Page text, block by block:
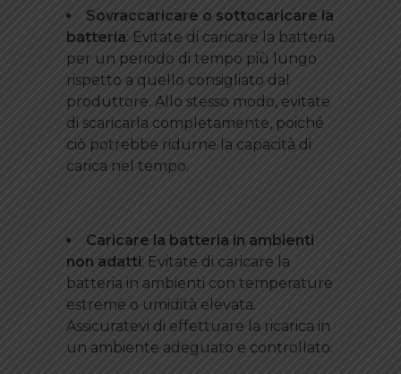
Sovraccaricare o sottocaricare la
batteria: Evitate di caricare la batteria
per un periodo di tempo più lungo
rispetto a quello consigliato dal
produttore. Allo stesso modo, evitate
di scaricarla completamente, poiché
ciò potrebbe ridurne la capacità di
carica nel tempo.
Caricare la batteria in ambienti
non adatti: Evitate di caricare la
batteria in ambienti con temperature
estreme o umidità elevata.
Assicuratevi di effettuare la ricarica in
un ambiente adeguato e controllato.